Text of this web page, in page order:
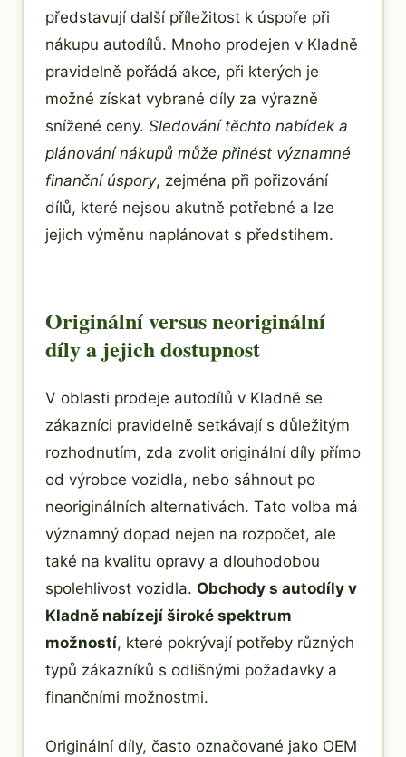
představují další příležitost k úspoře při
nákupu autodílů. Mnoho prodejen v Kladně
pravidelně pořádá akce, při kterých je
možné získat vybrané díly za výrazně
snížené ceny. Sledování těchto nabídek a
plánování nákupů může přinést významné
finanční úspory, zejména při pořizování
dílů, které nejsou akutně potřebné a lze
jejich výměnu naplánovat s předstihem.
Originální versus neoriginální
díly a jejich dostupnost
V oblasti prodeje autodílů v Kladně se
zákazníci pravidelně setkávají s důležitým
rozhodnutím, zda zvolit originální díly přímo
od výrobce vozidla, nebo sáhnout po
neoriginálních alternativách. Tato volba má
významný dopad nejen na rozpočet, ale
také na kvalitu opravy a dlouhodobou
spolehlivost vozidla. Obchody s autodíly v
Kladně nabízejí široké spektrum
možností, které pokrývají potřeby různých
typů zákazníků s odlišnými požadavky a
finančními možnostmi.
Originální díly, často označované jako OEM